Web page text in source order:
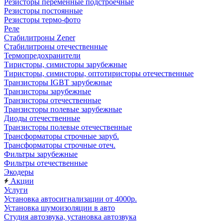
Резисторы переменные подстроечные
Резисторы постоянные
Резисторы термо-фото
Реле
Стабилитроны Zener
Стабилитроны отечественные
Термопредохранители
Тиристоры, симисторы зарубежные
Тиристоры, симисторы, оптотиристоры отечественные
Транзисторы IGBT зарубежные
Транзисторы зарубежные
Транзисторы отечественные
Транзисторы полевые зарубежные
Диоды отечественные
Транзисторы полевые отечественные
Трансформаторы строчные заруб.
Трансформаторы строчные отеч.
Фильтры зарубежные
Фильтры отечественные
Экодеры
Акции
Услуги
Установка автосигнализации от 4000р.
Установка шумоизоляции в авто
Студия автозвука, установка автозвука